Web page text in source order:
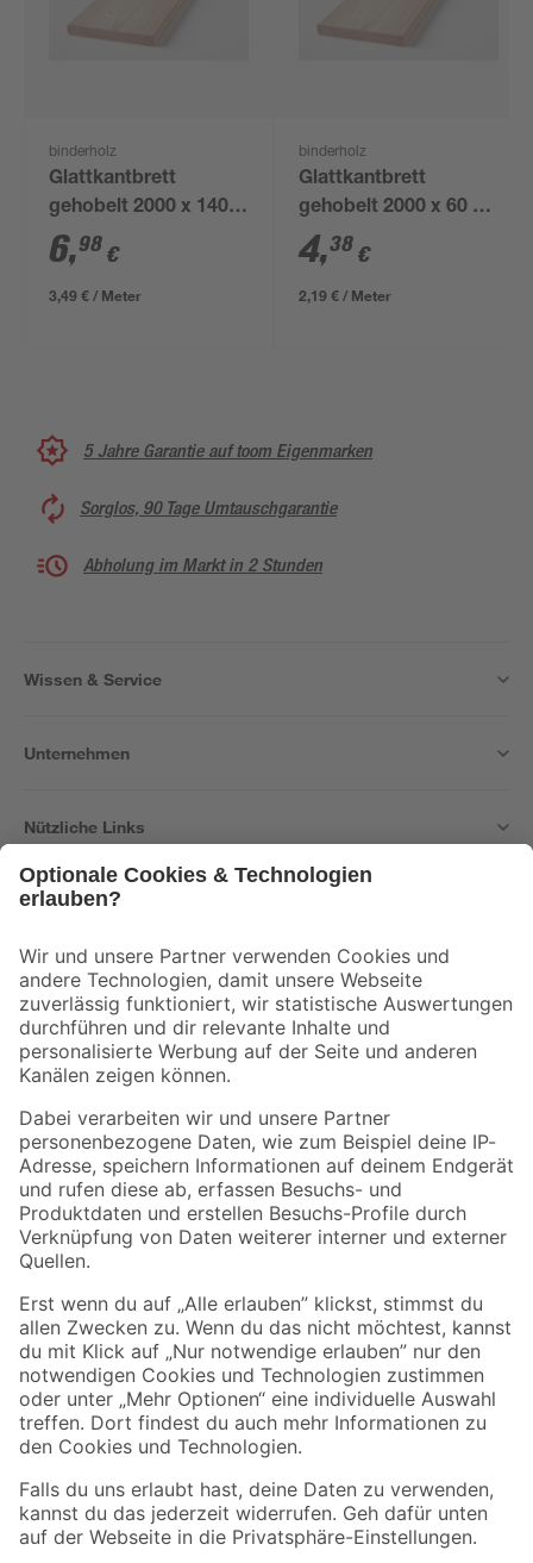
binderholz
Glattkantbrett
gehobelt 2000 x 140 x
18 mm
6,98 €
3,49 € / Meter
binderholz
Glattkantbrett
gehobelt 2000 x 60 x
18 mm
4,38 €
2,19 € / Meter
5 Jahre Garantie auf toom Eigenmarken
Sorglos, 90 Tage Umtauschgarantie
Abholung im Markt in 2 Stunden
Wissen & Service
Unternehmen
Nützliche Links
Der toom Newsletter: Keine Angebote und Aktionen mehr verpassen!
Zur Newsletter Anmeldung
Folge uns
Zahlungsarten Versandarten
Sicher einkaufen
Jetzt die toom-App herunterladen
Alle Preisangaben in EUR inkl. gesetzl. MwSt.. Die dargestellten Angebote sind unter
Umständen nicht in allen Märkten verfügbar. Die angegebenen Verfügbarkeiten beziehen